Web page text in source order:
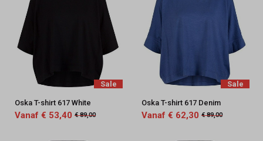
Sale
Oska T-shirt 617 White
Vanaf € 53,40 € 89,00
Sale
Oska T-shirt 617 Denim
Vanaf € 62,30 € 89,00